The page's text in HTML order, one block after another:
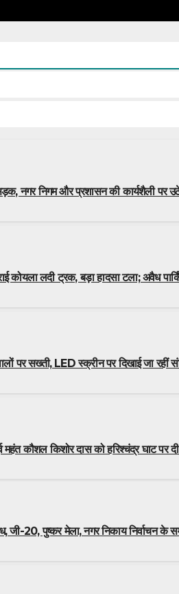
नगर निगम और प्रशासन की कार्यशैली पर
कोयला लदी ट्रक, बड़ा हादसा टला; अवैध
पर सख्ती, LED स्क्रीन पर दिखाई जा रहीं
महंत कौशल किशोर दास को हरिश्चंद्र घाट पर
जी-20, पुष्कर मेला, नगर निकाय निर्वाचन के